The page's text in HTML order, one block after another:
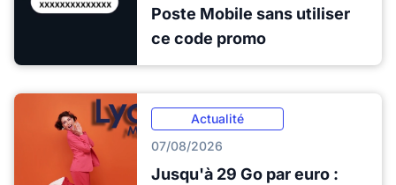
Poste Mobile sans utiliser
ce code promo
Actualité
07/08/2026
Jusqu'à 29 Go par euro :